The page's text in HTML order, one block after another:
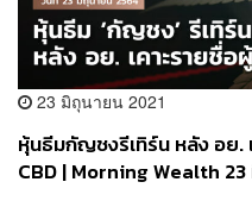
23 มิถุนายน 2021
หุ้นธีมกัญชงรีเทิร์น หลัง อย.
CBD | Morning Wealth